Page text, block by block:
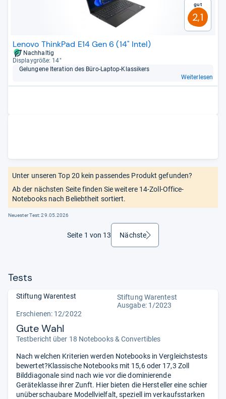
Gut
2,1
Lenovo ThinkPad E14 Gen 6 (14" Intel)
Nachhaltig
Dis­play­größe: 14"
Gelun­gene Ite­ra­tion des Büro-​Lap­top-​Klas­si­kers
Weiterlesen
Unter unseren Top 20 kein passendes Produkt gefunden?
Ab der nächsten Seite finden Sie weitere 14-Zoll-Office-
Notebooks nach Beliebtheit sortiert.
Neuester Test:29.05.2026
Seite 1 von 13 Nächsteweiter
Tests
Stiftung Warentest
Stiftung Warentest
Ausgabe: 1/2023
Erschienen: 12/2022
Gute Wahl
Testbericht über 18 Notebooks & Convertibles
Nach welchen Kriterien werden Notebooks in Vergleichstests
bewertet?Klassische Notebooks mit 15,6 oder 17,3 Zoll
Bilddiagonale sind nach wie vor die dominierende
Geräteklasse ihrer Zunft. Hier bieten die Hersteller eine schier
unüberschaubare Modellvielfalt, speziell im verkaufsstarken